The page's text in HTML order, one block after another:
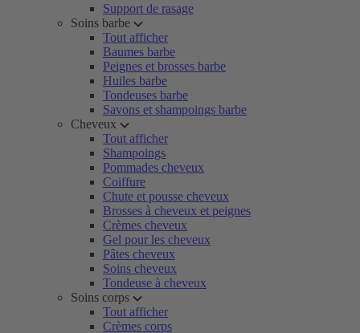
Support de rasage
Soins barbe
Tout afficher
Baumes barbe
Peignes et brosses barbe
Huiles barbe
Tondeuses barbe
Savons et shampoings barbe
Cheveux
Tout afficher
Shampoings
Pommades cheveux
Coiffure
Chute et pousse cheveux
Brosses à cheveux et peignes
Crèmes cheveux
Gel pour les cheveux
Pâtes cheveux
Soins cheveux
Tondeuse à cheveux
Soins corps
Tout afficher
Crèmes corps